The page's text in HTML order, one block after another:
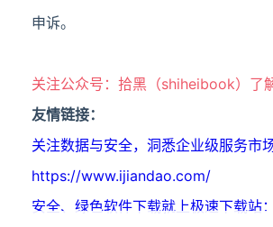
申诉。
关注公众号：拾黑（shiheibook）了
友情链接：
关注数据与安全，洞悉企业级服务市场
https://www.ijiandao.com/
安全、绿色软件下载就上极速下载站：